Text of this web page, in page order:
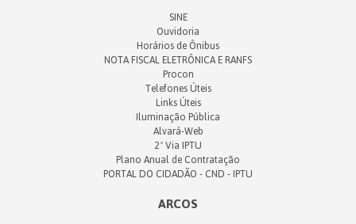
SINE
Ouvidoria
Horários de Ônibus
NOTA FISCAL ELETRÔNICA E RANFS
Procon
Telefones Úteis
Links Úteis
Iluminação Pública
Alvará-Web
2ª Via IPTU
Plano Anual de Contratação
PORTAL DO CIDADÃO - CND - IPTU
ARCOS